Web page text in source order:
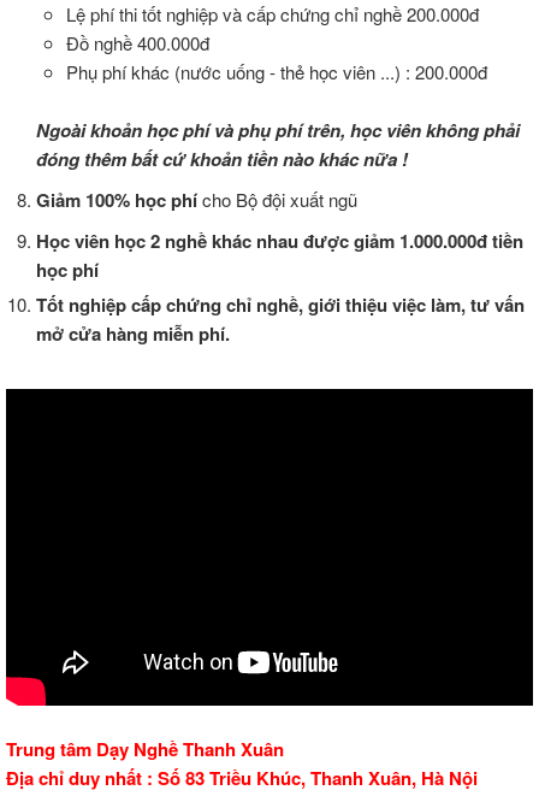
Lệ phí thi tốt nghiệp và cấp chứng chỉ nghề 200.000đ
Đồ nghề 400.000đ
Phụ phí khác (nước uống - thẻ học viên ...) : 200.000đ
Ngoài khoản học phí và phụ phí trên, học viên không phải
đóng thêm bất cứ khoản tiền nào khác nữa !
Giảm 100% học phícho Bộ đội xuất ngũ
Học viên học 2 nghề khác nhau được giảm 1.000.000đ tiền
học phí
Tốt nghiệp cấp chứng chỉ nghề, giới thiệu việc làm, tư vấn
mở cửa hàng miễn phí.
Trung tâm Dạy Nghề Thanh Xuân
Địa chỉ duy nhất : Số 83 Triều Khúc, Thanh Xuân, Hà Nội